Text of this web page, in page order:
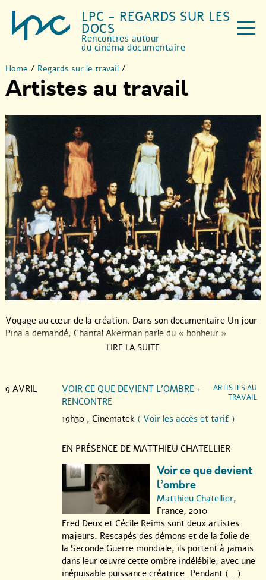
LPC - REGARDS SUR LES
DOCS
Rencontres autour
du cinéma documentaire
Home / Regards sur le travail /
Artistes au travail
Voyage au cœur de la création. Dans son documentaire Un jour
Pina a demandé, Chantal Akerman parle du « bonheur »
ressenti au contact des œuvres de la chorégraphe allemande
artistiques, leurs auteurs et de films qui permettent le partage.
Paul Valéry se demandait "à quoi sert une œuvre d’art". Sa
réponse était sans équivoque : « à toujours nous apprendre que
LIRE LA SUITE
9 AVRIL
VOIR CE QUE DEVIENT L’OMBRE +
RENCONTRE
ARTISTES AU
TRAVAIL
19h30 , Cinematek ( Voir les accès et tarif )
EN PRÉSENCE DE MATTHIEU CHATELLIER
Voir ce que devient
l’ombre
Matthieu Chatellier,
France, 2010
Fred Deux et Cécile Reims sont deux artistes
majeurs. Rescapés des démons et de la folie de
la Seconde Guerre mondiale, ils portent à jamais
dans leur œuvre cette ombre indélébile, avec une
inépuisable puissance créatrice. Pendant (...)